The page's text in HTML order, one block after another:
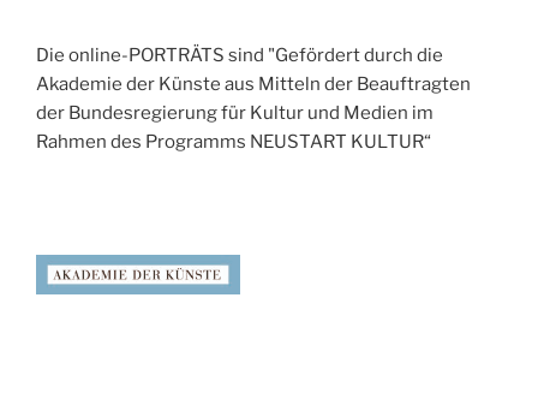
Die online-PORTRÄTS sind "Gefördert durch die
Akademie der Künste aus Mitteln der Beauftragten
der Bundesregierung für Kultur und Medien im
Rahmen des Programms NEUSTART KULTUR“